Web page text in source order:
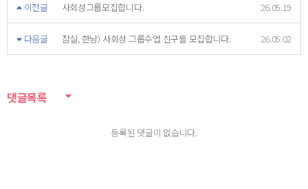
이전글 사회성그룹모집합니다. 26.05.19
다음글 잠실, 한남) 사회성 그룹수업 친구들 모집합니다. 26.05.02
댓글목록
등록된 댓글이 없습니다.